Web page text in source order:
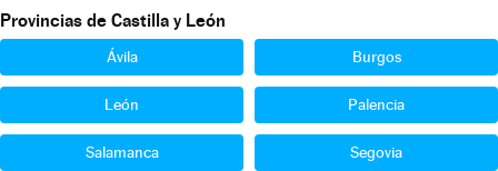
Provincias de Castilla y León
Ávila Burgos
León Palencia
Salamanca Segovia